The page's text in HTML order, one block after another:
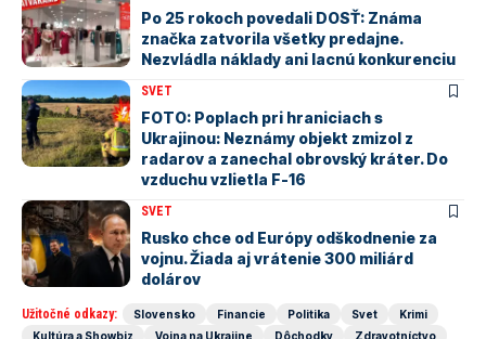
Po 25 rokoch povedali DOSŤ: Známa
značka zatvorila všetky predajne.
Nezvládla náklady ani lacnú konkurenciu
SVET
FOTO: Poplach pri hraniciach s
Ukrajinou: Neznámy objekt zmizol z
radarov a zanechal obrovský kráter. Do
vzduchu vzlietla F-16
SVET
Rusko chce od Európy odškodnenie za
vojnu. Žiada aj vrátenie 300 miliárd
dolárov
Užitočné odkazy: Slovensko Financie Politika Svet
Krimi
Kultúra a Showbiz
Vojna na Ukrajine Dôchodky
Zdravotníctvo